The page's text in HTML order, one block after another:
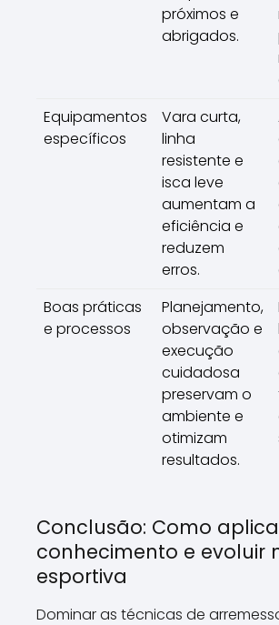
próximos e
abrigados.
Equipamentos
específicos
Vara curta,
linha
resistente e
isca leve
aumentam a
eficiência e
reduzem
erros.
Boas práticas
e processos
Planejamento,
observação e
execução
cuidadosa
preservam o
ambiente e
otimizam
resultados.
Conclusão: Como
conhecimento e evoluir
esportiva
Dominar as técnicas de